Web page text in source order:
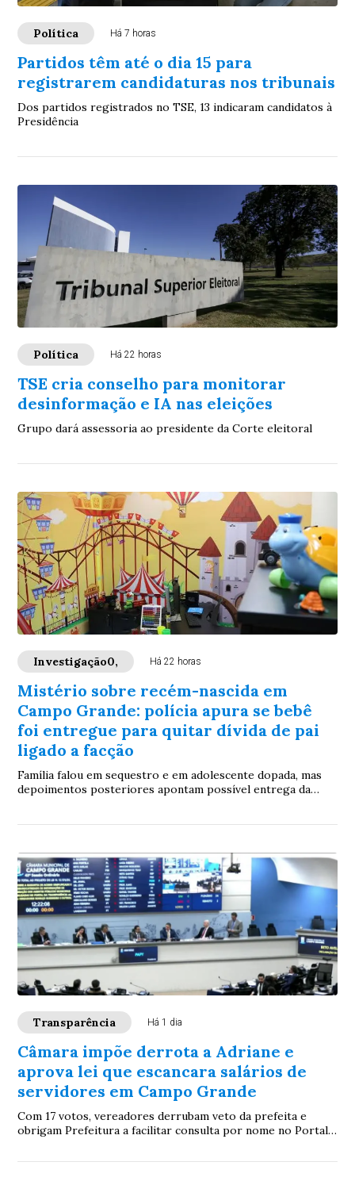
Política Há 7 horas
Partidos têm até o dia 15 para
registrarem candidaturas nos tribunais
Dos partidos registrados no TSE, 13 indicaram candidatos à
Presidência
Política Há 22 horas
TSE cria conselho para monitorar
desinformação e IA nas eleições
Grupo dará assessoria ao presidente da Corte eleitoral
Investigação0, Há 22 horas
Mistério sobre recém-nascida em
Campo Grande: polícia apura se bebê
foi entregue para quitar dívida de pai
ligado a facção
Família falou em sequestro e em adolescente dopada, mas
depoimentos posteriores apontam possível entrega da
Transparência Há 1 dia
Câmara impõe derrota a Adriane e
aprova lei que escancara salários de
servidores em Campo Grande
Com 17 votos, vereadores derrubam veto da prefeita e
obrigam Prefeitura a facilitar consulta por nome no Portal